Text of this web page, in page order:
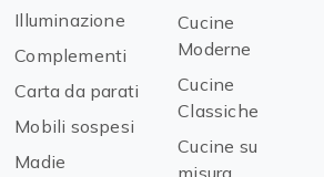
Illuminazione
Complementi
Carta da parati
Mobili sospesi
Madie
Cucine
Moderne
Cucine
Classiche
Cucine su